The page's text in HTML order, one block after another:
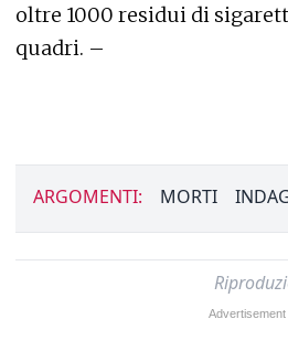
oltre 1000 residui di
quadri. –
ARGOMENTI: MORTI